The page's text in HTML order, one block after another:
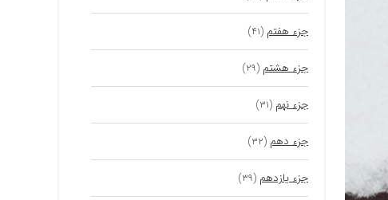
جزء هفتم (۴۱)
جزء هشتم (۲۹)
جزء نهم (۳۱)
جزء دهم (۳۲)
جزء یازدهم (۳۹)